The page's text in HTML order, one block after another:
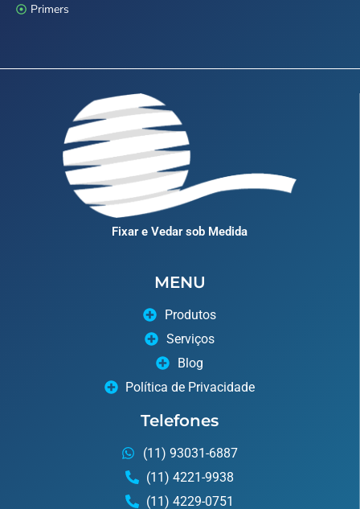
Primers
Fixar e Vedar sob Medida
MENU
Produtos
Serviços
Blog
Política de Privacidade
Telefones
(11) 93031-6887
(11) 4221-9938
(11) 4229-0751